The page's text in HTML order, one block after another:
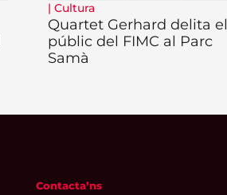
| Cultura
Quartet Gerhard delita el
públic del FIMC al Parc
Samà
Contacta’ns